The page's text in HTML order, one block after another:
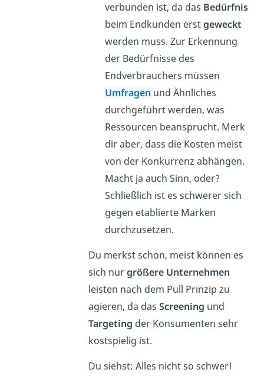
verbunden ist, da das Bedürfnis
beim Endkunden erstgeweckt
werden muss. Zur Erkennung
der Bedürfnisse des
Endverbrauchers müssen
Umfragen und Ähnliches
durchgeführt werden, was
Ressourcen beansprucht. Merk
dir aber, dass die Kosten meist
von der Konkurrenz abhängen.
Macht ja auch Sinn, oder?
Schließlich ist es schwerer sich
gegen etablierte Marken
durchzusetzen.
Du merkst schon, meist können es
sich nurgrößere Unternehmen
leisten nach dem Pull Prinzip zu
agieren, da das Screening und
Targeting der Konsumenten sehr
kostspielig ist.
Du siehst: Alles nicht so schwer!